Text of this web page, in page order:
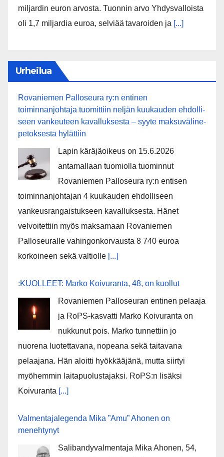
miljardin euron arvosta. Tuonnin arvo Yhdysvalloista
oli 1,7 miljardia euroa, selviää tavaroiden ja [...]
Urheilua
Rovaniemen Palloseura ry:n entinen
toiminnanjohtaja tuo­mit­tiin neljän kuu­kau­den eh­dol­li­
seen van­keu­teen ka­val­luk­ses­ta – syyte mak­su­vä­li­ne­
pe­tok­ses­ta hy­lät­tiin
Lapin käräjäoikeus on 15.6.2026
antamallaan tuomiolla tuominnut
Rovaniemen Palloseura ry:n entisen
toiminnanjohtajan 4 kuukauden ehdolliseen
vankeusrangaistukseen kavalluksesta. Hänet
velvoitettiin myös maksamaan Rovaniemen
Palloseuralle vahingonkorvausta 8 740 euroa
korkoineen sekä valtiolle [...]
:KUOLLEET: Marko Koivuranta, 48, on kuollut
Rovaniemen Palloseuran entinen pelaaja
ja RoPS-kasvatti Marko Koivuranta on
nukkunut pois. Marko tunnettiin jo
nuorena luotettavana, nopeana sekä taitavana
pelaajana. Hän aloitti hyökkääjänä, mutta siirtyi
myöhemmin laitapuolustajaksi. RoPS:n lisäksi
Koivuranta [...]
Valmentajalegenda Mika ”Amu” Ahonen on
menehtynyt
Salibandyvalmentaja Mika Ahonen, 54,